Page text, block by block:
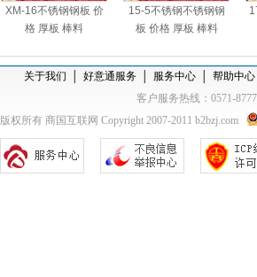
XM-16不锈钢钢板 价
格 厚板 棒料
15-5不锈钢不锈钢钢
板 价格 厚板 棒料
关于我们 好意通服务 服务中心
帮助中心
客户服务热线：0571-
版权所有 商国互联网 Copyright 2007-2011 b2bzj.com